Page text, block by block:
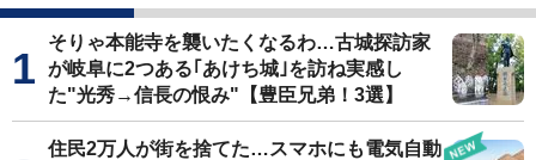
そりゃ本能寺を襲いたくなるわ…古城探訪家
が岐阜に2つある｢あけち城｣を訪ね実感し
た"光秀→信長の恨み"【豊臣兄弟！3選】
住民2万人が街を捨てた…スマホにも電気自動